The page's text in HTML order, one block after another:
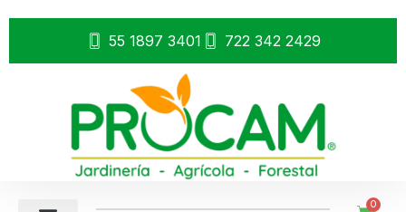
55 1897 3401 722 342 2429
0